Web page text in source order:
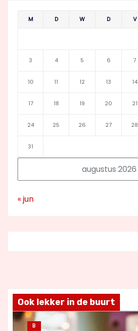
augustus 2026
M D W D V
3 4 5 6 7
10 11 12 13 14
17 18 19 20 21
24 25 26 27 28
31
« jun
Ook lekker in de buurt
B